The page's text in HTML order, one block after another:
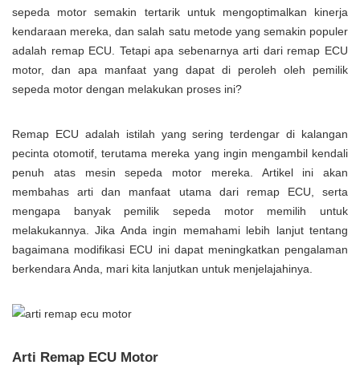
sepeda motor semakin tertarik untuk mengoptimalkan kinerja
kendaraan mereka, dan salah satu metode yang semakin populer
adalah remap ECU. Tetapi apa sebenarnya arti dari remap ECU
motor, dan apa manfaat yang dapat di peroleh oleh pemilik
sepeda motor dengan melakukan proses ini?
Remap ECU adalah istilah yang sering terdengar di kalangan
pecinta otomotif, terutama mereka yang ingin mengambil kendali
penuh atas mesin sepeda motor mereka. Artikel ini akan
membahas arti dan manfaat utama dari remap ECU, serta
mengapa banyak pemilik sepeda motor memilih untuk
melakukannya. Jika Anda ingin memahami lebih lanjut tentang
bagaimana modifikasi ECU ini dapat meningkatkan pengalaman
berkendara Anda, mari kita lanjutkan untuk menjelajahinya.
Arti Remap ECU Motor